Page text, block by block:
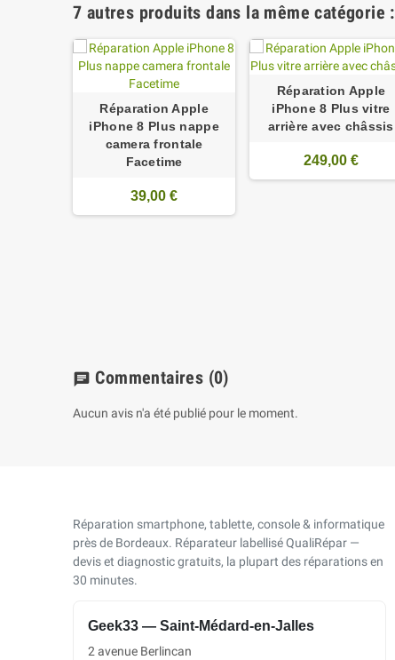
7 autres produits dans la même catégorie :
Réparation Apple
iPhone 8 Plus nappe
camera frontale
Facetime
39,00 €
Réparation Apple
iPhone 8 Plus vitre
arrière avec châssis
249,00 €
chat Commentaires (0)
Aucun avis n'a été publié pour le moment.
Réparation smartphone, tablette, console & informatique
près de Bordeaux. Réparateur labellisé QualiRépar —
devis et diagnostic gratuits, la plupart des réparations en
30 minutes.
Geek33 — Saint-Médard-en-Jalles
2 avenue Berlincan